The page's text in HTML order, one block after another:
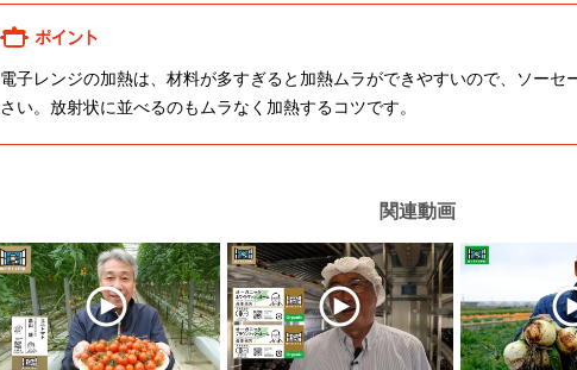
電子レンジの加熱は、材料が多すぎると加熱ムラができやすいので、ソーセ
さい。放射状に並べるのもムラなく加熱するコツです。
関連動画